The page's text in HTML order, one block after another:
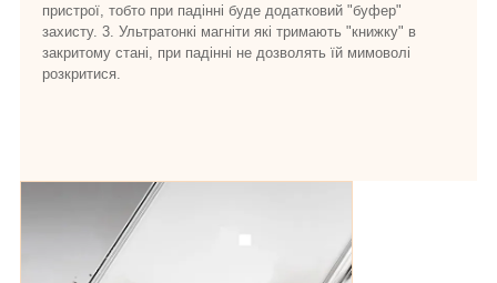
пристрої, тобто при падінні буде додатковий "буфер"
захисту. 3. Ультратонкі магніти які тримають "книжку" в
закритому стані, при падінні не дозволять їй мимоволі
розкритися.